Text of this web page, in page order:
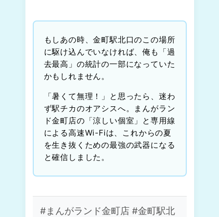
もしあの時、金町駅北口のこの場所
に駆け込んでいなければ、俺も「過
去最高」の統計の一部になっていた
かもしれません。
「暑くて無理！」と思ったら、迷わ
ず駅チカのオアシスへ。まんがラン
ド金町店の「涼しい個室」と専用線
による高速Wi-Fiは、これからの夏
を生き抜くための最強の武器になる
と確信しました。
#まんがランド金町店 #金町駅北